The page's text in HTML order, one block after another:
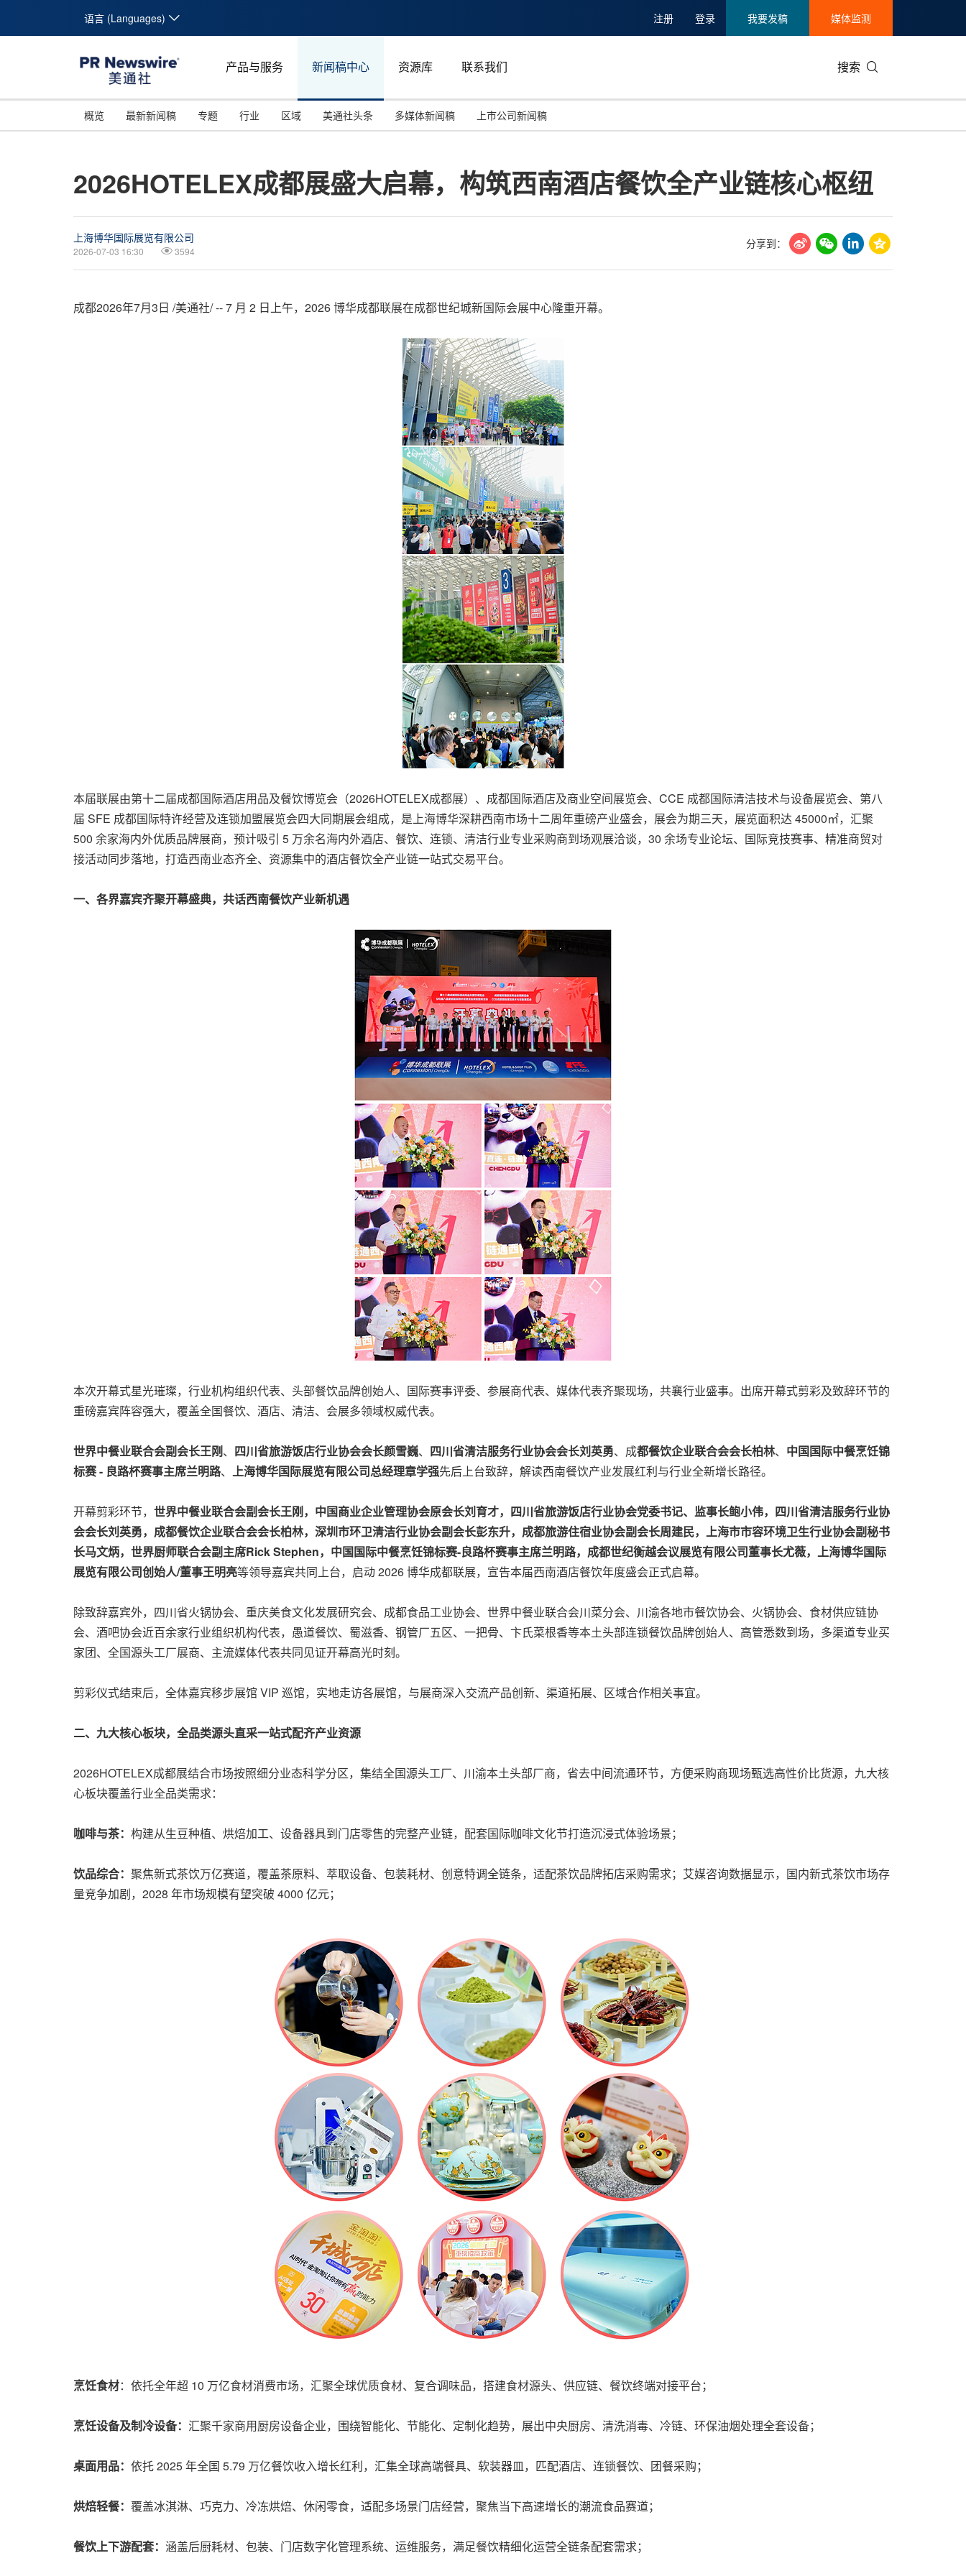
语言 (Languages) 注册 登录 我要发稿 媒体监测
产品与服务 新闻稿中心 资源库 联系我们 搜索
概览 最新新闻稿 专题
投资并购
碳中和
美国临床肿瘤学会(ASCO)
行业
能源化工与环保
娱乐时尚与艺术
区域
马来西亚
新加坡
美通社头条 多媒体新闻稿 上市公司新闻稿
2026HOTELEX成都展盛大启幕，构筑西南酒店餐饮全产业链核心枢纽
上海博华国际展览有限公司
2026-07-03 16:30 3594
分享到：
成都2026年7月3日 /美通社/ -- 7 月 2 日上午，2026 博华成都联展在成都世纪城新国际会展中心隆重开幕。
本届联展由第十二届成都国际酒店用品及餐饮博览会（2026HOTELEX成都展）、成都国际酒店及商业空间展览会、CCE 成都国际清洁技术与设备展览会、第八
届 SFE 成都国际特许经营及连锁加盟展览会四大同期展会组成，是上海博华深耕西南市场十二周年重磅产业盛会，展会为期三天，展览面积达 45000㎡，汇聚
500 余家海内外优质品牌展商，预计吸引 5 万余名海内外酒店、餐饮、连锁、清洁行业专业采购商到场观展洽谈，30 余场专业论坛、国际竞技赛事、精准商贸对
接活动同步落地，打造西南业态齐全、资源集中的酒店餐饮全产业链一站式交易平台。
一、各界嘉宾齐聚开幕盛典，共话西南餐饮产业新机遇
本次开幕式星光璀璨，行业机构组织代表、头部餐饮品牌创始人、国际赛事评委、参展商代表、媒体代表齐聚现场，共襄行业盛事。出席开幕式剪彩及致辞环节的
重磅嘉宾阵容强大，覆盖全国餐饮、酒店、清洁、会展多领域权威代表。
世界中餐业联合会副会长王刚、 四川省旅游饭店行业协会会长颜雪巍、 四川省清洁服务行业协会会长刘英勇、成都餐饮企业联合会会长柏林、 中国国际中餐烹饪锦
标赛 - 良路杯赛事主席兰明路、 上海博华国际展览有限公司总经理章学强先后上台致辞，解读西南餐饮产业发展红利与行业全新增长路径。
开幕剪彩环节， 世界中餐业联合会副会长王刚，中国商业企业管理协会原会长刘育才，四川省旅游饭店行业协会党委书记、监事长鲍小伟，四川省清洁服务行业协
会会长刘英勇，成都餐饮企业联合会会长柏林，深圳市环卫清洁行业协会副会长彭东升，成都旅游住宿业协会副会长周建民，上海市市容环境卫生行业协会副秘书
长马文炳，世界厨师联合会副主席Rick Stephen，中国国际中餐烹饪锦标赛-良路杯赛事主席兰明路，成都世纪衡越会议展览有限公司董事长尤薇，上海博华国际
展览有限公司创始人/董事王明亮等领导嘉宾共同上台，启动 2026 博华成都联展，宣告本届西南酒店餐饮年度盛会正式启幕。
除致辞嘉宾外，四川省火锅协会、重庆美食文化发展研究会、成都食品工业协会、世界中餐业联合会川菜分会、川渝各地市餐饮协会、火锅协会、食材供应链协
会、酒吧协会近百余家行业组织机构代表，愚道餐饮、蜀滋香、钢管厂五区、一把骨、卞氏菜根香等本土头部连锁餐饮品牌创始人、高管悉数到场，多渠道专业买
家团、全国源头工厂展商、主流媒体代表共同见证开幕高光时刻。
剪彩仪式结束后，全体嘉宾移步展馆 VIP 巡馆，实地走访各展馆，与展商深入交流产品创新、渠道拓展、区域合作相关事宜。
二、九大核心板块，全品类源头直采一站式配齐产业资源
2026HOTELEX成都展结合市场按照细分业态科学分区，集结全国源头工厂、川渝本土头部厂商，省去中间流通环节，方便采购商现场甄选高性价比货源，九大核
心板块覆盖行业全品类需求：
咖啡与茶： 构建从生豆种植、烘焙加工、设备器具到门店零售的完整产业链，配套国际咖啡文化节打造沉浸式体验场景；
饮品综合： 聚焦新式茶饮万亿赛道，覆盖茶原料、萃取设备、包装耗材、创意特调全链条，适配茶饮品牌拓店采购需求；艾媒咨询数据显示，国内新式茶饮市场存
量竞争加剧，2028 年市场规模有望突破 4000 亿元；
烹饪食材：依托全年超 10 万亿食材消费市场，汇聚全球优质食材、复合调味品，搭建食材源头、供应链、餐饮终端对接平台；
烹饪设备及制冷设备： 汇聚千家商用厨房设备企业，围绕智能化、节能化、定制化趋势，展出中央厨房、清洗消毒、冷链、环保油烟处理全套设备；
桌面用品： 依托 2025 年全国 5.79 万亿餐饮收入增长红利，汇集全球高端餐具、软装器皿，匹配酒店、连锁餐饮、团餐采购；
烘焙轻餐： 覆盖冰淇淋、巧克力、冷冻烘焙、休闲零食，适配多场景门店经营，聚焦当下高速增长的潮流食品赛道；
餐饮上下游配套： 涵盖后厨耗材、包装、门店数字化管理系统、运维服务，满足餐饮精细化运营全链条配套需求；